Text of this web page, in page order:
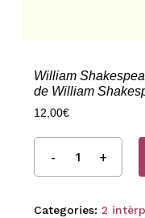
William
de William
12,00€
Categories: 2